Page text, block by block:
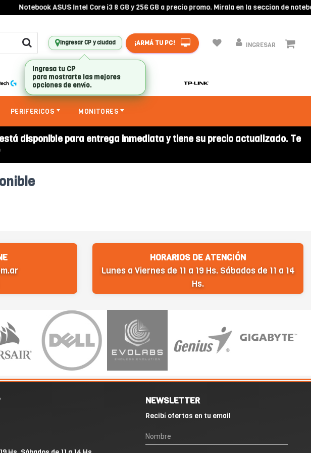
Notebook ASUS Intel Core i3 8 GB y 256 GB a precio promo. Mirala en la seccion de
Ingresar CP y ciudad ¡ARMÁ TU PC! INGRESAR
PERIFERICOS MONITORES
está disponible para entrega inmediata y tiene su precio actualizado. Te
HORARIOS DE ATENCIÓN
Lunes a Viernes de 11 a 19 Hs. Sábados de 11 a 14
Hs.
NEWSLETTER
Recibí ofertas en tu email
Ingresa tu CP
para mostrarte las mejores
opciones de envío.